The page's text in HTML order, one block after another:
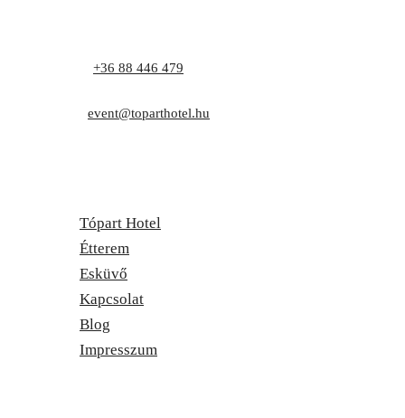
+36 88 446 479
event@toparthotel.hu
Tópart Hotel
Étterem
Esküvő
Kapcsolat
Blog
Impresszum